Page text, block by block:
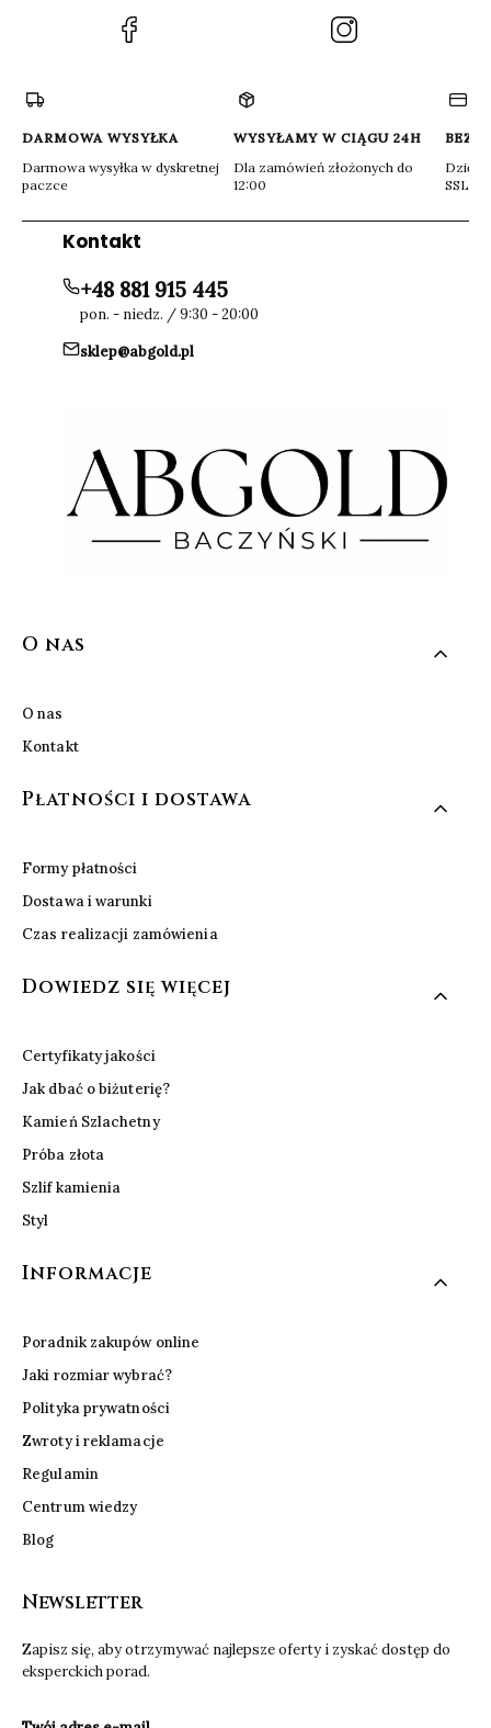
(Otwiera
się
DARMOWA WYSYŁKA
Darmowa wysyłka w dyskretnej
paczce
WYSYŁAMY W CIĄGU 24H
Dla zamówień złożonych do
12:00
Dzięki
SSL
Kontakt
+48 881 915 445
pon. - niedz. / 9:30 - 20:00
sklep@abgold.pl
Linki w stopce
O nas
O nas
Kontakt
Płatności i dostawa
Formy płatności
Dostawa i warunki
Czas realizacji zamówienia
Dowiedz się więcej
Certyfikaty jakości
Jak dbać o biżuterię?
Kamień Szlachetny
Próba złota
Szlif kamienia
Styl
Informacje
Poradnik zakupów online
Jaki rozmiar wybrać?
Polityka prywatności
Zwroty i reklamacje
Regulamin
Centrum wiedzy
Blog
Newsletter
Zapisz się, aby otrzymywać najlepsze oferty i zyskać dostęp do
eksperckich porad.